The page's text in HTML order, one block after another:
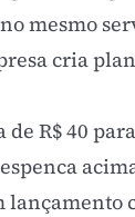
mesmo
cria
R$ 40